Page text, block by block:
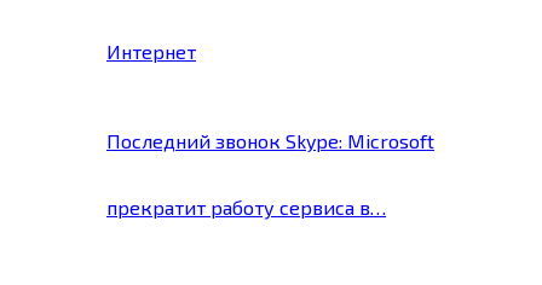
Интернет
Последний звонок Skype: Microsoft
прекратит работу сервиса в…